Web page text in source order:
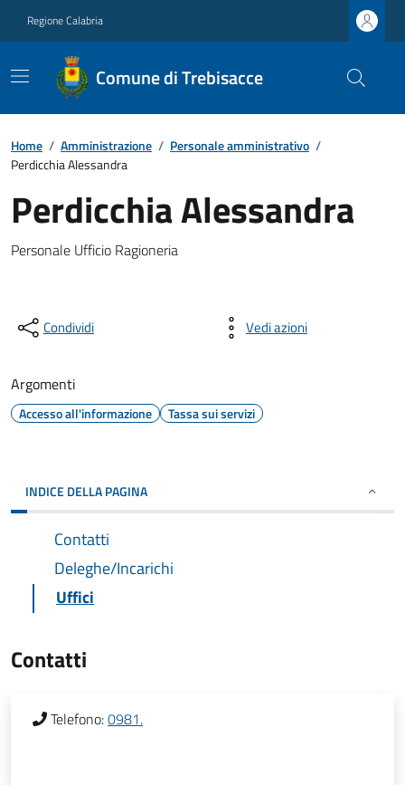
Regione Calabria
Comune di Trebisacce
Home / Amministrazione / Personale amministrativo /
Perdicchia Alessandra
Perdicchia Alessandra
Personale Ufficio Ragioneria
Condividi Vedi azioni
Argomenti
Accesso all'informazione Tassa sui servizi
INDICE DELLA PAGINA
Contatti
Deleghe/Incarichi
Uffici
Contatti
Telefono:0981.